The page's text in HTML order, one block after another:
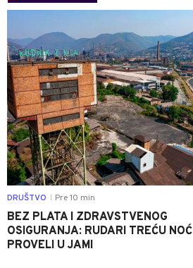
DRUŠTVO Pre 10 min
BEZ PLATA I ZDRAVSTVENOG
OSIGURANJA: RUDARI TREĆU NOĆ
PROVELI U JAMI